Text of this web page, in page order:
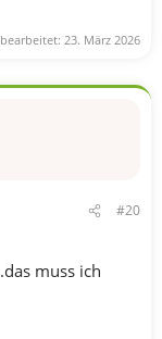
23. März 2026
#20
muss ich